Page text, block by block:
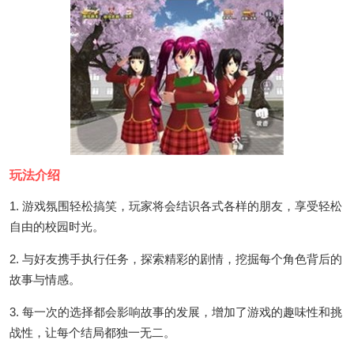
玩法介绍
1. 游戏氛围轻松搞笑，玩家将会结识各式各样的朋友，享受轻松
自由的校园时光。
2. 与好友携手执行任务，探索精彩的剧情，挖掘每个角色背后的
故事与情感。
3. 每一次的选择都会影响故事的发展，增加了游戏的趣味性和挑
战性，让每个结局都独一无二。